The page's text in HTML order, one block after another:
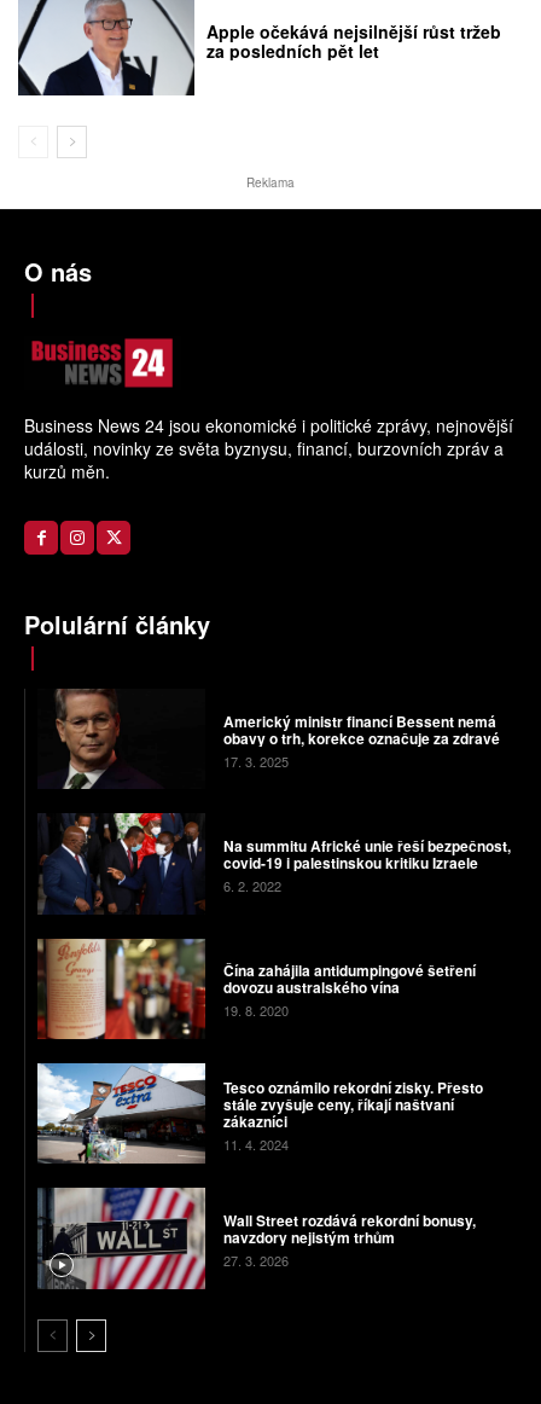
Apple očekává nejsilnější růst tržeb
za posledních pět let
Reklama
O nás
Business News 24 jsou ekonomické i politické zprávy, nejnovější
události, novinky ze světa byznysu, financí, burzovních zpráv a
kurzů měn.
Polulární články
Americký ministr financí Bessent nemá
obavy o trh, korekce označuje za zdravé
17. 3. 2025
Na summitu Africké unie řeší bezpečnost,
covid-19 i palestinskou kritiku Izraele
6. 2. 2022
Čína zahájila antidumpingové šetření
dovozu australského vína
19. 8. 2020
Tesco oznámilo rekordní zisky. Přesto
stále zvyšuje ceny, říkají naštvaní
zákazníci
11. 4. 2024
Wall Street rozdává rekordní bonusy,
navzdory nejistým trhům
27. 3. 2026